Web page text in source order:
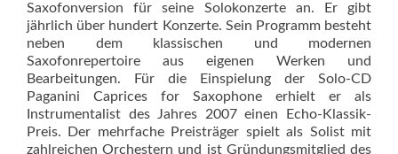
Saxofonversion für seine Solokonzerte an. Er gibt
jährlich über hundert Konzerte. Sein Programm besteht
neben dem klassischen und modernen
Saxofonrepertoire aus eigenen Werken und
Bearbeitungen. Für die Einspielung der Solo-CD
Paganini Caprices for Saxophone erhielt er als
Instrumentalist des Jahres 2007 einen Echo-Klassik-
Preis. Der mehrfache Preisträger spielt als Solist mit
zahlreichen Orchestern und ist Gründungsmitglied des